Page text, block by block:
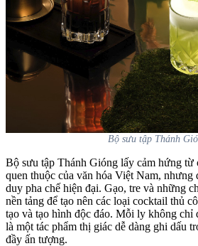
Bộ sưu tập Thánh
Bộ sưu tập Thánh Gióng lấy cảm hứng từ
quen thuộc của văn hóa Việt Nam,
duy pha chế hiện đại. Gạo, tre và những
nền tảng để tạo nên các loại cocktail thủ
tạo và tạo hình độc đáo. Mỗi ly không chỉ
là một tác phẩm thị giác dễ dàng ghi dấu
đầy ấn tượng.